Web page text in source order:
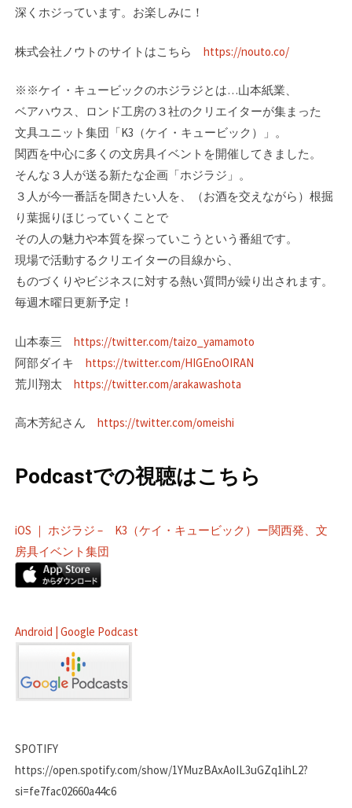
深くホジっています。お楽しみに！
株式会社ノウトのサイトはこちら https://nouto.co/
※※ケイ・キュービックのホジラジとは…山本紙業、
ベアハウス、ロンド工房の３社のク­リエイターが集まった
文具ユニット集団「K3（ケイ・キュービック）」。
関西を中心に­多くの文房具イベントを開催してきました。
そんな３人が送る新たな企画「ホジラジ」。­
３人が今一番話を聞きたい人を、（お酒を交えながら）根掘
り葉掘りほじっていくことで
その人の魅力や本質を探っていこうという番組です。
現場で活動するクリエイターの目線­から、
ものづくりやビジネスに対する熱い質問が繰り出されます。
毎週木曜日更新予定！
山本泰三 https://twitter.com/taizo_yamamoto
阿部ダイキ https://twitter.com/HIGEnoOIRAN
荒川翔太 https://twitter.com/arakawashota
高木芳紀さん https://twitter.com/omeishi
Podcastでの視聴はこちら
iOS ｜ ホジラジ – K3（ケイ・キュービック）ー関西発、文
房具イベント集団
Android | Google Podcast
SPOTIFY
https://open.spotify.com/show/1YMuzBAxAoIL3uGZq1ihL2?
si=fe7fac02660a44c6